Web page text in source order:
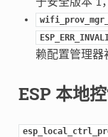
赖配置管理器
ESP 本地